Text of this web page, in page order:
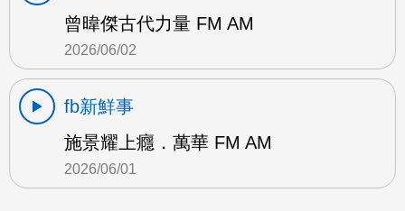
曾暐傑古代力量 FM AM
2026/06/02
fb新鮮事
施景耀上癮．萬華 FM AM
2026/06/01